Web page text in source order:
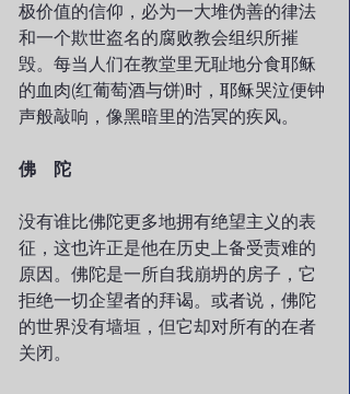
极价值的信仰，必为一大堆伪善的律法
和一个欺世盗名的腐败教会组织所摧
毁。每当人们在教堂里无耻地分食耶稣
的血肉(红葡萄酒与饼)时，耶稣哭泣便钟
声般敲响，像黑暗里的浩冥的疾风。
佛　陀
没有谁比佛陀更多地拥有绝望主义的表
征，这也许正是他在历史上备受责难的
原因。佛陀是一所自我崩坍的房子，它
拒绝一切企望者的拜谒。或者说，佛陀
的世界没有墙垣，但它却对所有的在者
关闭。